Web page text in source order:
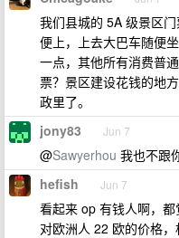
我们县城的 5A 级景区
便上，上去大巴车随便
一点，其他所有消费普
票？景区建设花钱的地
政里了。
jony83 Jun 7
@Sawyerhou 我也不跟
hefish Jun 7
看起来 op 有钱人啊，
对欧洲人 22 欧的价格